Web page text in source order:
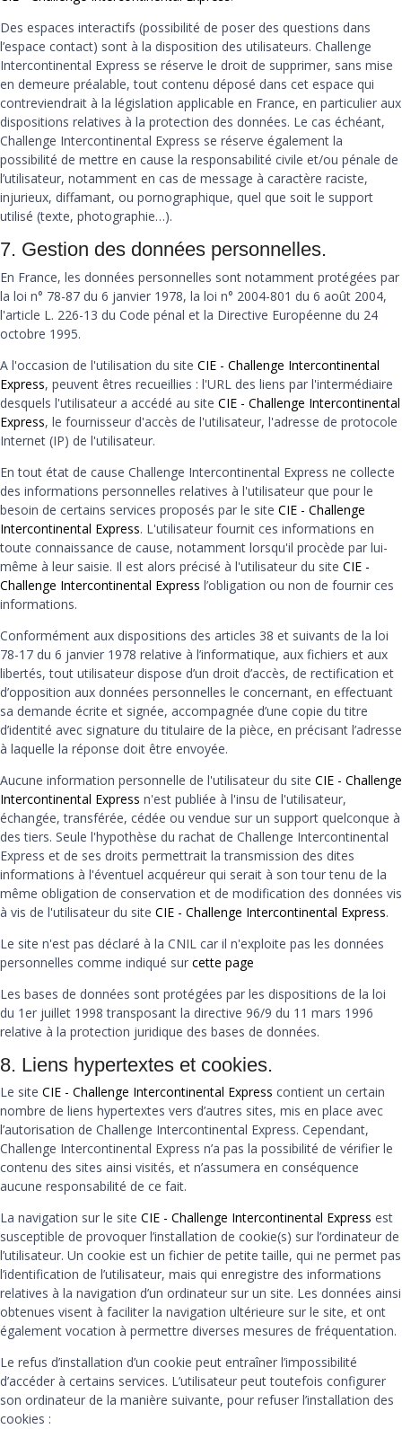
Des espaces interactifs (possibilité de poser des questions dans
l’espace contact) sont à la disposition des utilisateurs. Challenge
Intercontinental Express se réserve le droit de supprimer, sans mise
en demeure préalable, tout contenu déposé dans cet espace qui
contreviendrait à la législation applicable en France, en particulier aux
dispositions relatives à la protection des données. Le cas échéant,
Challenge Intercontinental Express se réserve également la
possibilité de mettre en cause la responsabilité civile et/ou pénale de
l’utilisateur, notamment en cas de message à caractère raciste,
injurieux, diffamant, ou pornographique, quel que soit le support
utilisé (texte, photographie…).
7. Gestion des données personnelles.
En France, les données personnelles sont notamment protégées par
la loi n° 78-87 du 6 janvier 1978, la loi n° 2004-801 du 6 août 2004,
l'article L. 226-13 du Code pénal et la Directive Européenne du 24
octobre 1995.
A l'occasion de l'utilisation du site CIE - Challenge Intercontinental
Express, peuvent êtres recueillies : l'URL des liens par l'intermédiaire
desquels l'utilisateur a accédé au site CIE - Challenge Intercontinental
Express, le fournisseur d'accès de l'utilisateur, l'adresse de protocole
Internet (IP) de l'utilisateur.
En tout état de cause Challenge Intercontinental Express ne collecte
des informations personnelles relatives à l'utilisateur que pour le
besoin de certains services proposés par le site CIE - Challenge
Intercontinental Express. L'utilisateur fournit ces informations en
toute connaissance de cause, notamment lorsqu'il procède par lui-
même à leur saisie. Il est alors précisé à l'utilisateur du site CIE -
Challenge Intercontinental Express l’obligation ou non de fournir ces
informations.
Conformément aux dispositions des articles 38 et suivants de la loi
78-17 du 6 janvier 1978 relative à l’informatique, aux fichiers et aux
libertés, tout utilisateur dispose d’un droit d’accès, de rectification et
d’opposition aux données personnelles le concernant, en effectuant
sa demande écrite et signée, accompagnée d’une copie du titre
d’identité avec signature du titulaire de la pièce, en précisant l’adresse
à laquelle la réponse doit être envoyée.
Aucune information personnelle de l'utilisateur du site CIE - Challenge
Intercontinental Express n'est publiée à l'insu de l'utilisateur,
échangée, transférée, cédée ou vendue sur un support quelconque à
des tiers. Seule l'hypothèse du rachat de Challenge Intercontinental
Express et de ses droits permettrait la transmission des dites
informations à l'éventuel acquéreur qui serait à son tour tenu de la
même obligation de conservation et de modification des données vis
à vis de l'utilisateur du site CIE - Challenge Intercontinental Express.
Le site n'est pas déclaré à la CNIL car il n'exploite pas les données
personnelles comme indiqué sur cette page
Les bases de données sont protégées par les dispositions de la loi
du 1er juillet 1998 transposant la directive 96/9 du 11 mars 1996
relative à la protection juridique des bases de données.
8. Liens hypertextes et cookies.
Le site CIE - Challenge Intercontinental Express contient un certain
nombre de liens hypertextes vers d’autres sites, mis en place avec
l’autorisation de Challenge Intercontinental Express. Cependant,
Challenge Intercontinental Express n’a pas la possibilité de vérifier le
contenu des sites ainsi visités, et n’assumera en conséquence
aucune responsabilité de ce fait.
La navigation sur le site CIE - Challenge Intercontinental Express est
susceptible de provoquer l’installation de cookie(s) sur l’ordinateur de
l’utilisateur. Un cookie est un fichier de petite taille, qui ne permet pas
l’identification de l’utilisateur, mais qui enregistre des informations
relatives à la navigation d’un ordinateur sur un site. Les données ainsi
obtenues visent à faciliter la navigation ultérieure sur le site, et ont
également vocation à permettre diverses mesures de fréquentation.
Le refus d’installation d’un cookie peut entraîner l’impossibilité
d’accéder à certains services. L’utilisateur peut toutefois configurer
son ordinateur de la manière suivante, pour refuser l’installation des
cookies :